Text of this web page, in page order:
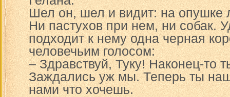
Шел он, шел и видит: на опушке
Ни пастухов при нем, ни собак.
подходит к нему одна черная
человечьим голосом:
– Здравствуй, Туку! Наконец-то
Заждались уж мы. Теперь ты
нами что хочешь.